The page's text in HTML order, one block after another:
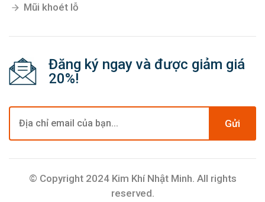
Mũi khoét lỗ
Đăng ký ngay và được giảm giá
20%!
Gửi
© Copyright 2024 Kim Khí Nhật Minh. All rights
reserved.